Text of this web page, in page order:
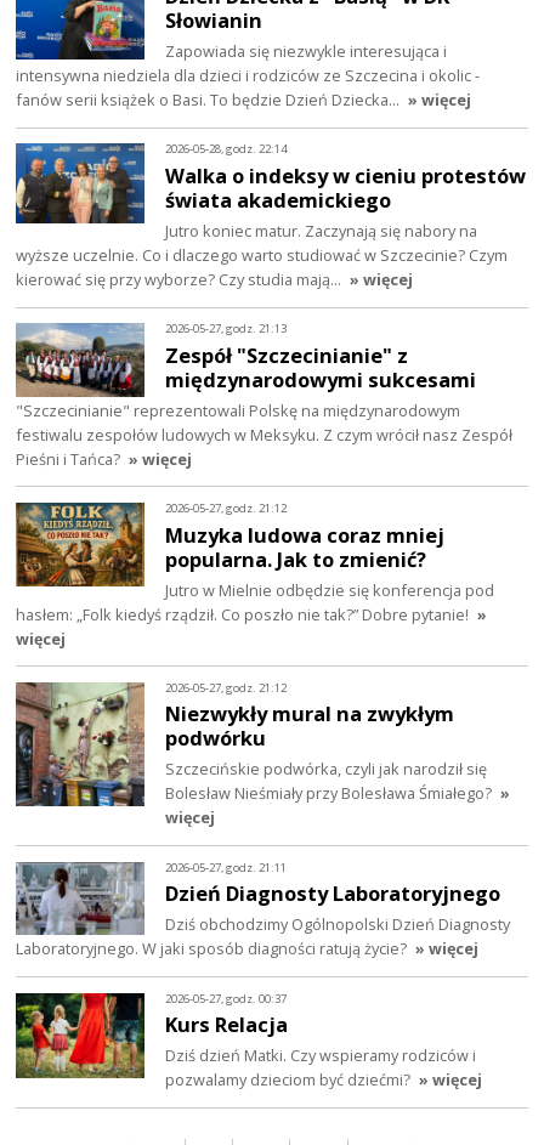
Słowianin
Zapowiada się niezwykle interesująca i
intensywna niedziela dla dzieci i rodziców ze Szczecina i okolic -
fanów serii książek o Basi. To będzie Dzień Dziecka… » więcej
2026-05-28, godz. 22:14
Walka o indeksy w cieniu protestów
świata akademickiego
Jutro koniec matur. Zaczynają się nabory na
wyższe uczelnie. Co i dlaczego warto studiować w Szczecinie? Czym
kierować się przy wyborze? Czy studia mają… » więcej
2026-05-27, godz. 21:13
Zespół "Szczecinianie" z
międzynarodowymi sukcesami
"Szczecinianie" reprezentowali Polskę na międzynarodowym
festiwalu zespołów ludowych w Meksyku. Z czym wrócił nasz Zespół
Pieśni i Tańca? » więcej
2026-05-27, godz. 21:12
Muzyka ludowa coraz mniej
popularna. Jak to zmienić?
Jutro w Mielnie odbędzie się konferencja pod
hasłem: „Folk kiedyś rządził. Co poszło nie tak?” Dobre pytanie! »
więcej
2026-05-27, godz. 21:12
Niezwykły mural na zwykłym
podwórku
Szczecińskie podwórka, czyli jak narodził się
Bolesław Nieśmiały przy Bolesława Śmiałego? »
więcej
2026-05-27, godz. 21:11
Dzień Diagnosty Laboratoryjnego
Dziś obchodzimy Ogólnopolski Dzień Diagnosty
Laboratoryjnego. W jaki sposób diagności ratują życie? » więcej
2026-05-27, godz. 00:37
Kurs Relacja
Dziś dzień Matki. Czy wspieramy rodziców i
pozwalamy dzieciom być dziećmi? » więcej